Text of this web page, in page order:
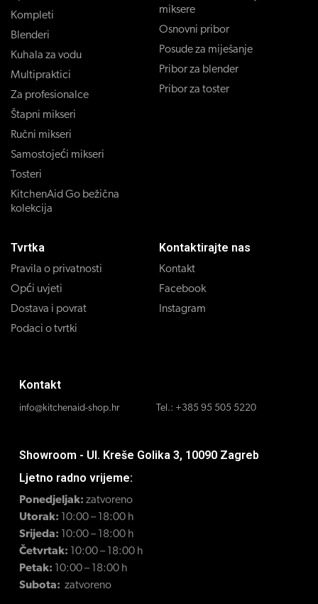
Kompleti
Blenderi
Kuhala za vodu
Multipraktici
Za profesionalce
Štapni mikseri
Ručni mikseri
Samostojeći mikseri
Tosteri
KitchenAid Go bežična
kolekcija
miksere
Osnovni pribor
Posude za miješanje
Pribor za blender
Pribor za toster
Tvrtka
Pravila o privatnosti
Opći uvjeti
Dostava i povrat
Podaci o tvrtki
Kontaktirajte nas
Kontakt
Facebook
Instagram
Kontakt
info@kitchenaid-shop.hr Tel.: +385 95 505 5220
Showroom - Ul. Kreše Golika 3, 10090 Zagreb
Ljetno radno vrijeme:
Ponedjeljak: zatvoreno
Utorak: 10:00 – 18:00 h
Srijeda: 10:00 – 18:00 h
Četvrtak: 10:00 – 18:00 h
Petak: 10:00 – 18:00 h
Subota: zatvoreno